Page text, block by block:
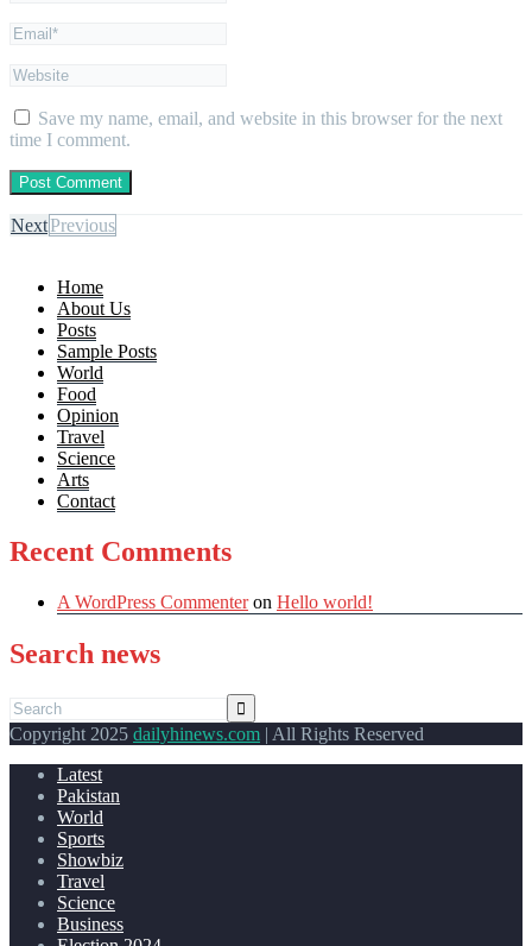
Save my name, email, and website in this browser for the next
time I comment.
NextPrevious
Home
About Us
Posts
Sample Posts
World
Food
Opinion
Travel
Science
Arts
Contact
Recent Comments
A WordPress Commenteron Hello world!
Search news
Copyright 2025 dailyhinews.com | All Rights Reserved
Latest
Pakistan
World
Sports
Showbiz
Travel
Science
Business